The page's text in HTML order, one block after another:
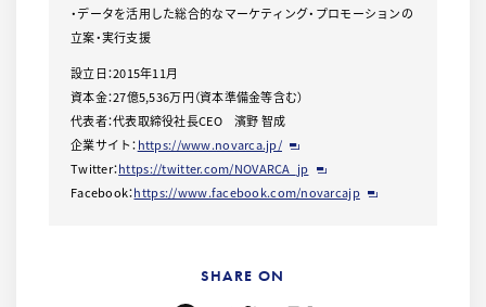
SHARE ON
・データを活用した総合的なマーケティング・プロモーションの
立案・実行支援
設立日：2015年11月
資本金：27億5,536万円（資本準備金等含む）
代表者：代表取締役社長CEO 濱野 智成
企業サイト：https://www.novarca.jp/
Twitter：https://twitter.com/NOVARCA_jp
Facebook：https://www.facebook.com/novarcajp